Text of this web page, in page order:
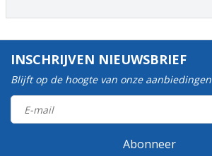
INSCHRIJVEN NIEUWSBRIEF
Blijft op de hoogte van onze aanbiedingen
Abonneer